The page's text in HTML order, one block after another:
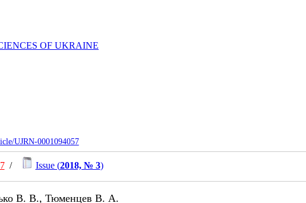
OF UKRAINE
UJRN-0001094057
/ Issue (2018, № 3)
В. В., Тюменцев В. А.